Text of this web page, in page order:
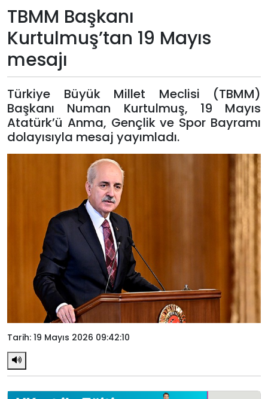
Künye
Giriş
Yap
TBMM Başkanı
Kurtulmuş’tan 19 Mayıs
mesajı
Türkiye Büyük Millet Meclisi (TBMM)
Başkanı Numan Kurtulmuş, 19 Mayıs
Atatürk’ü Anma, Gençlik ve Spor Bayramı
dolayısıyla mesaj yayımladı.
Tarih: 19 Mayıs 2026 09:42:10